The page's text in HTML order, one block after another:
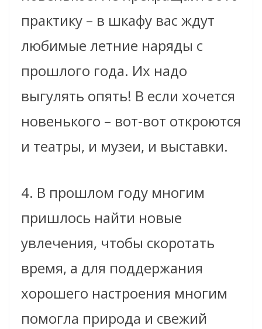
практику – в шкафу вас ждут
любимые летние наряды с
прошлого года. Их надо
выгулять опять! В если хочется
новенького – вот-вот откроются
и театры, и музеи, и выставки.
4. В прошлом году многим
пришлось найти новые
увлечения, чтобы скоротать
время, а для поддержания
хорошего настроения многим
помогла природа и свежий